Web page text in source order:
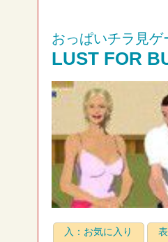
おっぱいチラ見ゲ
LUST FOR
入：お気に入り